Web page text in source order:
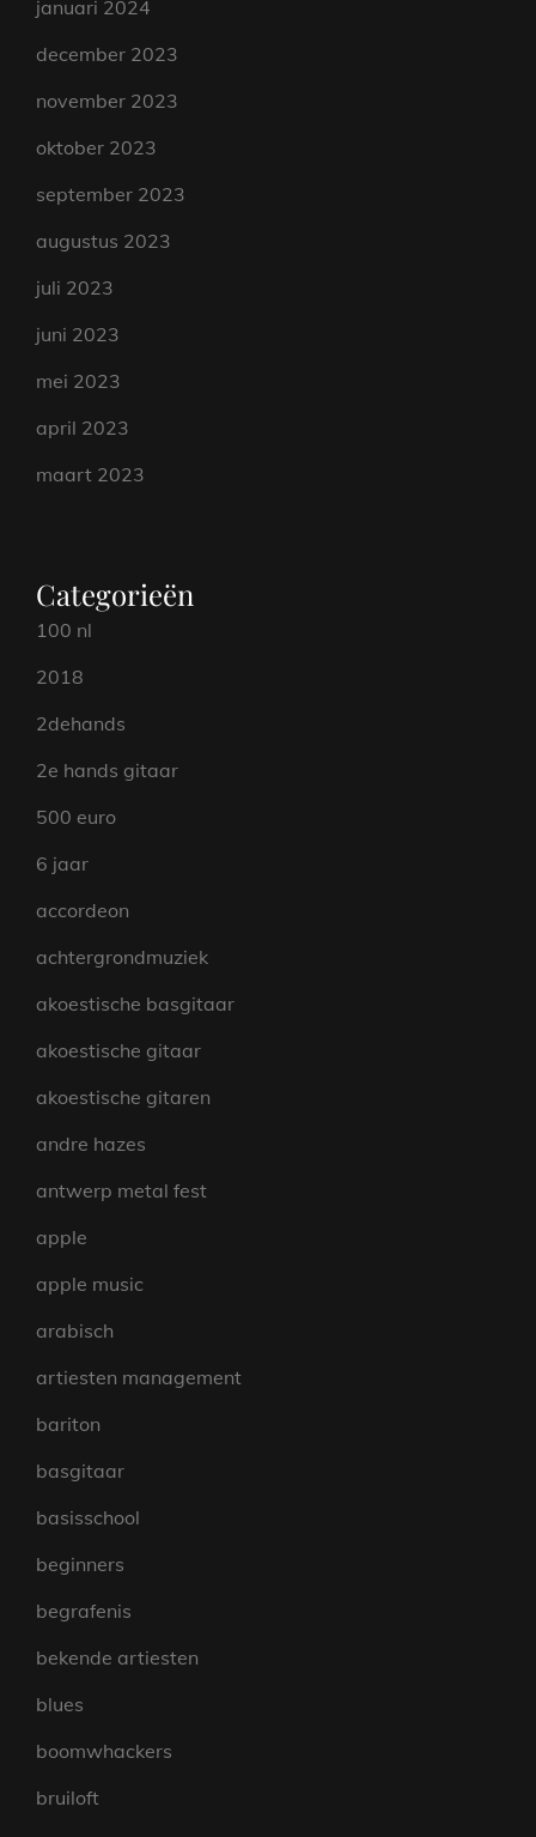
januari 2024
december 2023
november 2023
oktober 2023
september 2023
augustus 2023
juli 2023
juni 2023
mei 2023
april 2023
maart 2023
Categorieën
100 nl
2018
2dehands
2e hands gitaar
500 euro
6 jaar
accordeon
achtergrondmuziek
akoestische basgitaar
akoestische gitaar
akoestische gitaren
andre hazes
antwerp metal fest
apple
apple music
arabisch
artiesten management
bariton
basgitaar
basisschool
beginners
begrafenis
bekende artiesten
blues
boomwhackers
bruiloft